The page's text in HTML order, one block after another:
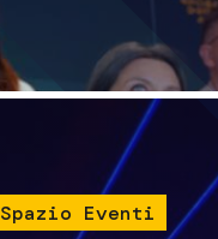
Immagine
Spazio Eventi